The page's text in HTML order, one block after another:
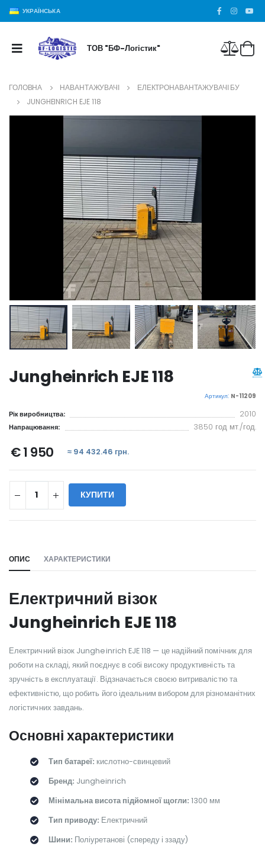
УКРАЇНСЬКА
ТОВ "БФ-Логістик"
ГОЛОВНА НАВАНТАЖУВАЧІ
ЕЛЕКТРОНАВАНТАЖУВАЧІ БУ
JUNGHEINRICH EJE 118
Jungheinrich EJE 118
Артикул: N-11209
Рік виробництва: 2010
Напрацювання: 3850 год мт./год.
€ 1 950 ≈ 94 432.46 грн.
КУПИТИ
ОПИС ХАРАКТЕРИСТИКИ
Електричний візок
Jungheinrich EJE 118
Електричний візок Jungheinrich EJE 118 — це надійний помічник для
роботи на складі, який поєднує в собі високу продуктивність та
зручність в експлуатації. Відзначається своєю витривалістю та
ефективністю, що робить його ідеальним вибором для різноманітних
логістичних завдань.
Основні характеристики
Тип батареї: кислотно-свинцевий
Бренд: Jungheinrich
Мінімальна висота підйомної щогли: 1300 мм
Тип приводу: Електричний
Шини: Поліуретанові (спереду і ззаду)